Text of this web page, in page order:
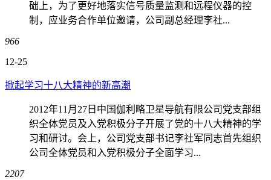
础上，为了更好地落实信号质量监测和远程仪器的控
制，应业务合作单位邀请，公司副总经理李社...
966
12-25
掀起学习十八大精神的新高潮
2012年11月27日中国伽利略卫星导航有限公司党支部组
织全体党员及入党积极分子开展了党的十八大精神的学
习和研讨。会上，公司党支部书记李社军同志首先组织
公司全体党员和入党积极分子全面学习...
2207